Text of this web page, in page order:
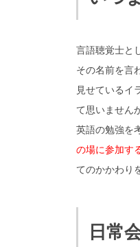
言語聴覚士と
その名前を言
見せているイ
て思いません
英語の勉強を
の場に参加す
てのかかわり
日常